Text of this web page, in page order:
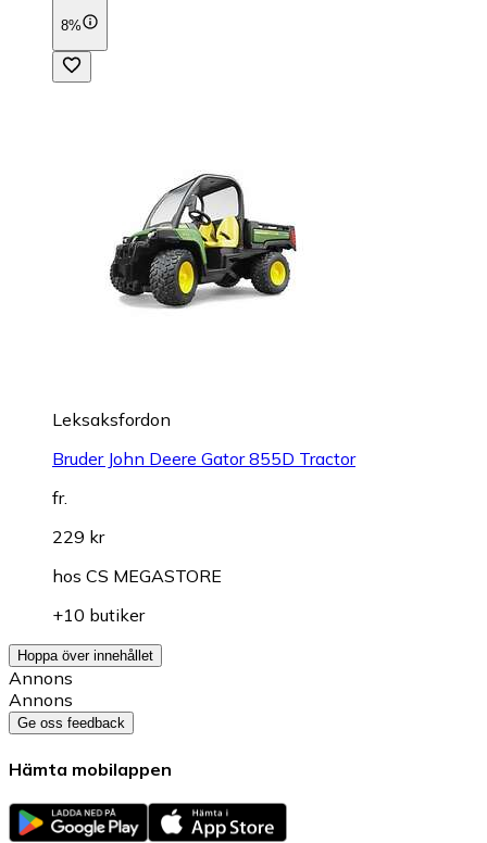
8%
Leksaksfordon
Bruder John Deere Gator 855D Tractor
fr.
229 kr
hos CS MEGASTORE
+10 butiker
Hoppa över innehållet
Annons
Annons
Ge oss feedback
Hämta mobilappen